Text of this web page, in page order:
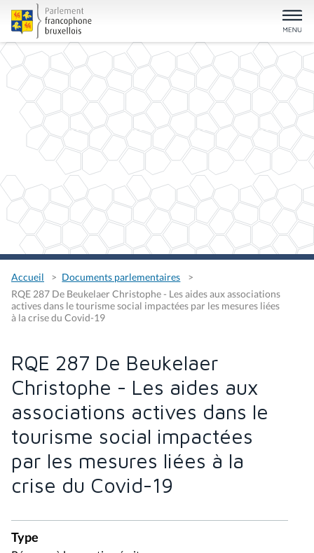
Accueil
Documents parlementaires
RQE 287 De Beukelaer Christophe - Les aides aux associations
actives dans le tourisme social impactées par les mesures liées
à la crise du Covid-19
RQE 287 De Beukelaer
Christophe - Les aides aux
associations actives dans le
tourisme social impactées
par les mesures liées à la
crise du Covid-19
Type